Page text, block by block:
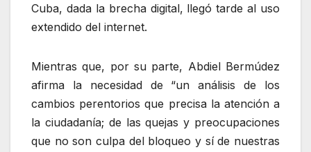
Cuba, dada la brecha digital, llegó tarde al uso
extendido del internet.
Mientras que, por su parte, Abdiel Bermúdez
afirma la necesidad de “un análisis de los
cambios perentorios que precisa la atención a
la ciudadanía; de las quejas y preocupaciones
que no son culpa del bloqueo y sí de nuestras